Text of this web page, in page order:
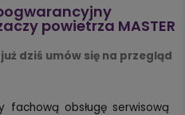
powietrza MASTER
dziś umów się na przegląd
fachową obsługę serwisową